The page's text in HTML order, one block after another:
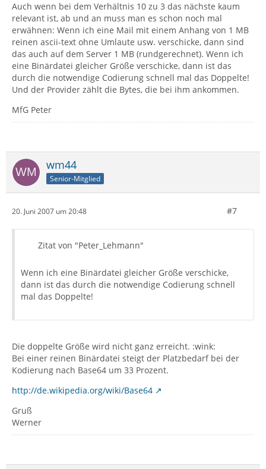
Auch wenn bei dem Verhältnis 10 zu 3 das nächste kaum
relevant ist, ab und an muss man es schon noch mal
erwähnen: Wenn ich eine Mail mit einem Anhang von 1 MB
reinen ascii-text ohne Umlaute usw. verschicke, dann sind
das auch auf dem Server 1 MB (rundgerechnet). Wenn ich
eine Binärdatei gleicher Größe verschicke, dann ist das
durch die notwendige Codierung schnell mal das Doppelte!
Und der Provider zählt die Bytes, die bei ihm ankommen.
MfG Peter
wm44
Senior-Mitglied
20. Juni 2007 um 20:48 #7
Zitat von "Peter_Lehmann"
Wenn ich eine Binärdatei gleicher Größe verschicke,
dann ist das durch die notwendige Codierung schnell
mal das Doppelte!
Die doppelte Größe wird nicht ganz erreicht. :wink:
Bei einer reinen Binärdatei steigt der Platzbedarf bei der
Kodierung nach Base64 um 33 Prozent.
http://de.wikipedia.org/wiki/Base64
Gruß
Werner